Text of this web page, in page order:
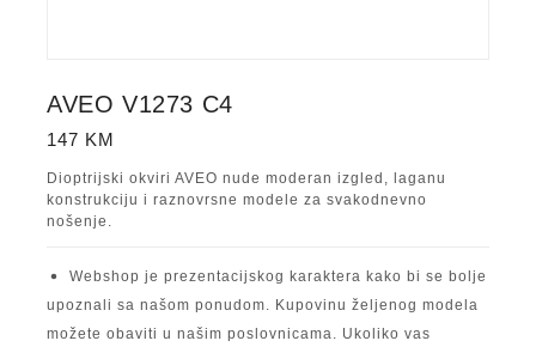
AVEO V1273 C4
147 KM
Dioptrijski okviri AVEO nude moderan izgled, laganu
konstrukciju i raznovrsne modele za svakodnevno
nošenje.
Webshop je prezentacijskog karaktera kako bi se bolje
upoznali sa našom ponudom. Kupovinu željenog modela
možete obaviti u našim poslovnicama. Ukoliko vas